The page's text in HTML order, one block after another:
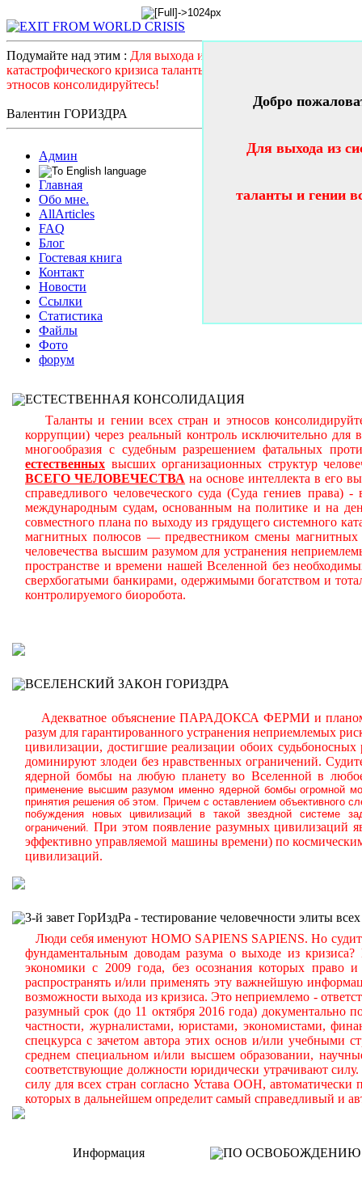
Подумайте над этим : Для выхода из системного
катастрофического кризиса таланты и гении всех стран и
этносов консолидируйтесь!
Валентин ГОРИЗДРА
Админ
Главная
Обо мне.
AllArticles
FAQ
Блог
Гостевая книга
Контакт
Новости
Ссылки
Статистика
Файлы
Фото
форум
ЕСТЕСТВЕННАЯ КОНСОЛИДАЦИЯ
Таланты и гении всех стран и этносов
коррупции) через реальный контроль исключительно
многообразия с судебным разрешением фатальных
естественных высших организационных структур
ВСЕГО ЧЕЛОВЕЧЕСТВА на основе интеллекта в его
справедливого человеческого суда (Суда гениев
международным судам, основанным на политике и на
совместного плана по выходу из грядущего системного
магнитных полюсов — предвестником смены магнитных
человечества высшим разумом для устранения
пространстве и времени нашей Вселенной без
сверхбогатыми банкирами, одержимыми богатством и
контролируемого биоробота.
ВСЕЛЕНСКИЙ ЗАКОН ГОРИЗДРА
Адекватное объяснение ПАРАДОКСА ФЕРМИ и
разум для гарантированного устранения неприемлемых
цивилизации, достигшие реализации обоих
доминируют злодеи без нравственных ограничений.
ядерной бомбы на любую планету во Вселенной в
применение высшим разумом именно ядерной бомбы огромной
принятия решения об этом. Причем с оставлением объективного
побуждения новых цивилизаций в такой звездной системе
ограничений. При этом появление разумных цивилизаций
эффективно управляемой машины времени) по
цивилизаций.
3-й завет ГорИздРа - тестирование человечности элиты
Люди себя именуют HOMO SAPIENS SAPIENS. Но
фундаментальным доводам разума о выходе из
экономики с 2009 года, без осознания которых право
распространять и/или применять эту важнейшую
возможности выхода из кризиса. Это неприемлемо -
разумный срок (до 11 октября 2016 года)
частности, журналистами, юристами, экономистами,
спецкурса с зачетом автора этих основ и/или учебными
среднем специальном и/или высшем образовании,
соответствующие должности юридически утрачивают
силу для всех стран согласно Устава ООН,
которых в дальнейшем определит самый справедливый и
Информация ПО ОСВОБОЖДЕНИЮ
Добро
Для выхода из
таланты и гении